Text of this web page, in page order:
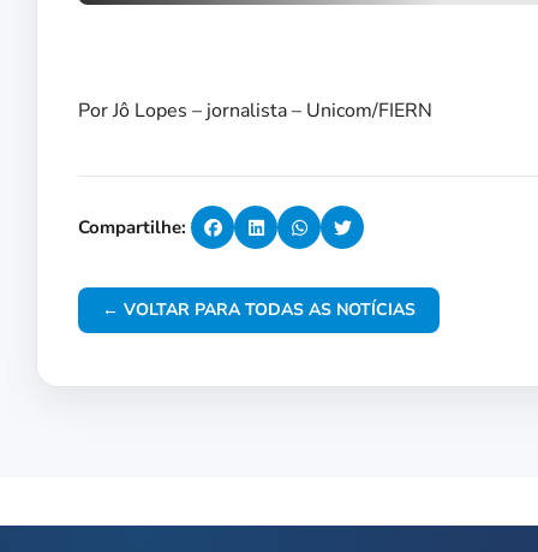
Por Jô Lopes – jornalista – Unicom/FIERN
Compartilhe:
← VOLTAR PARA TODAS AS NOTÍCIAS